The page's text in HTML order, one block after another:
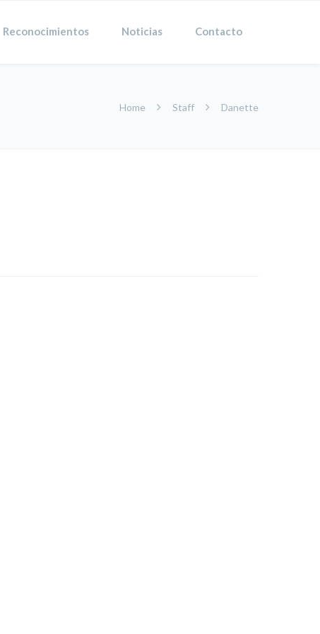
Reconocimientos Noticias Contacto
Home Staff Danette